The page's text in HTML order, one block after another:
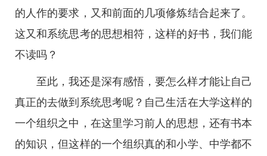
的人作的要求，又和前面的几项修炼结合起来了。
这又和系统思考的思想相符，这样的好书，我们能
不读吗？
至此，我还是深有感悟，要怎么样才能让自己
真正的去做到系统思考呢？自己生活在大学这样的
一个组织之中，在这里学习前人的思想，还有书本
的知识，但这样的一个组织真的和小学、中学都不